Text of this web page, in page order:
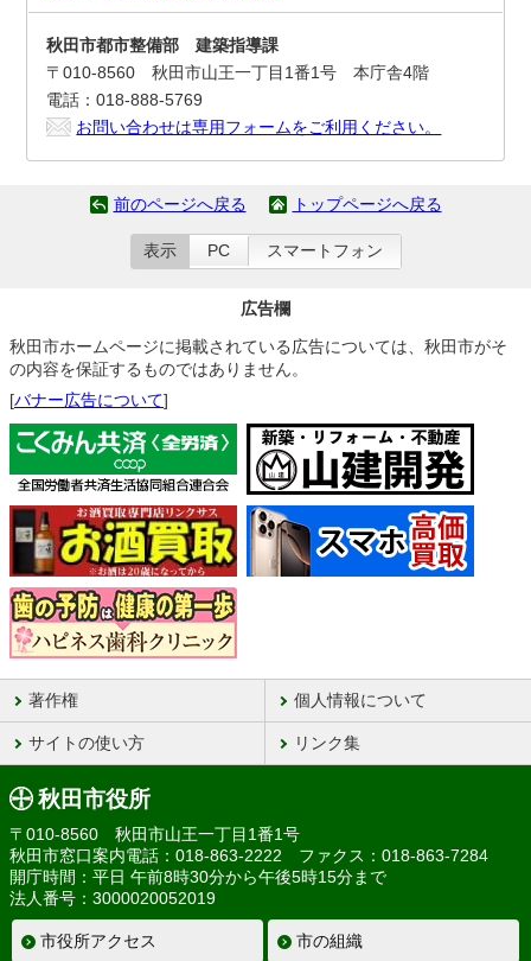
秋田市都市整備部 建築指導課
〒010-8560 秋田市山王一丁目1番1号 本庁舎4階
電話：018-888-5769
お問い合わせは専用フォームをご利用ください。
前のページへ戻る トップページへ戻る
表示 PC スマートフォン
広告欄
秋田市ホームページに掲載されている広告については、秋田市がそ
の内容を保証するものではありません。
[バナー広告について]
著作権 個人情報について
サイトの使い方 リンク集
秋田市役所
〒010-8560 秋田市山王一丁目1番1号
秋田市窓口案内電話：018-863-2222 ファクス：018-863-7284
開庁時間：平日 午前8時30分から午後5時15分まで
法人番号：3000020052019
市役所アクセス 市の組織